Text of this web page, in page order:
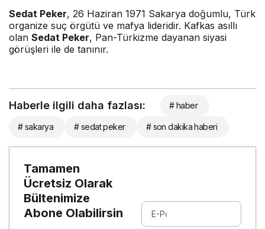
Sedat Peker, 26 Haziran 1971 Sakarya doğumlu, Türk
organize suç örgütü ve mafya lideridir. Kafkas asıllı
olan Sedat Peker, Pan-Türkizme dayanan siyasi
görüşleri ile de tanınır.
Haberle ilgili daha fazlası: # haber
# sakarya # sedat peker # son dakika haberi
Tamamen
Ücretsiz Olarak
Bültenimize
Abone Olabilirsin